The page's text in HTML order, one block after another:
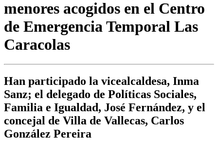
menores acogidos en el Centro
de Emergencia Temporal Las
Caracolas
Han participado la vicealcaldesa, Inma
Sanz; el delegado de Políticas Sociales,
Familia e Igualdad, José Fernández, y el
concejal de Villa de Vallecas, Carlos
González Pereira